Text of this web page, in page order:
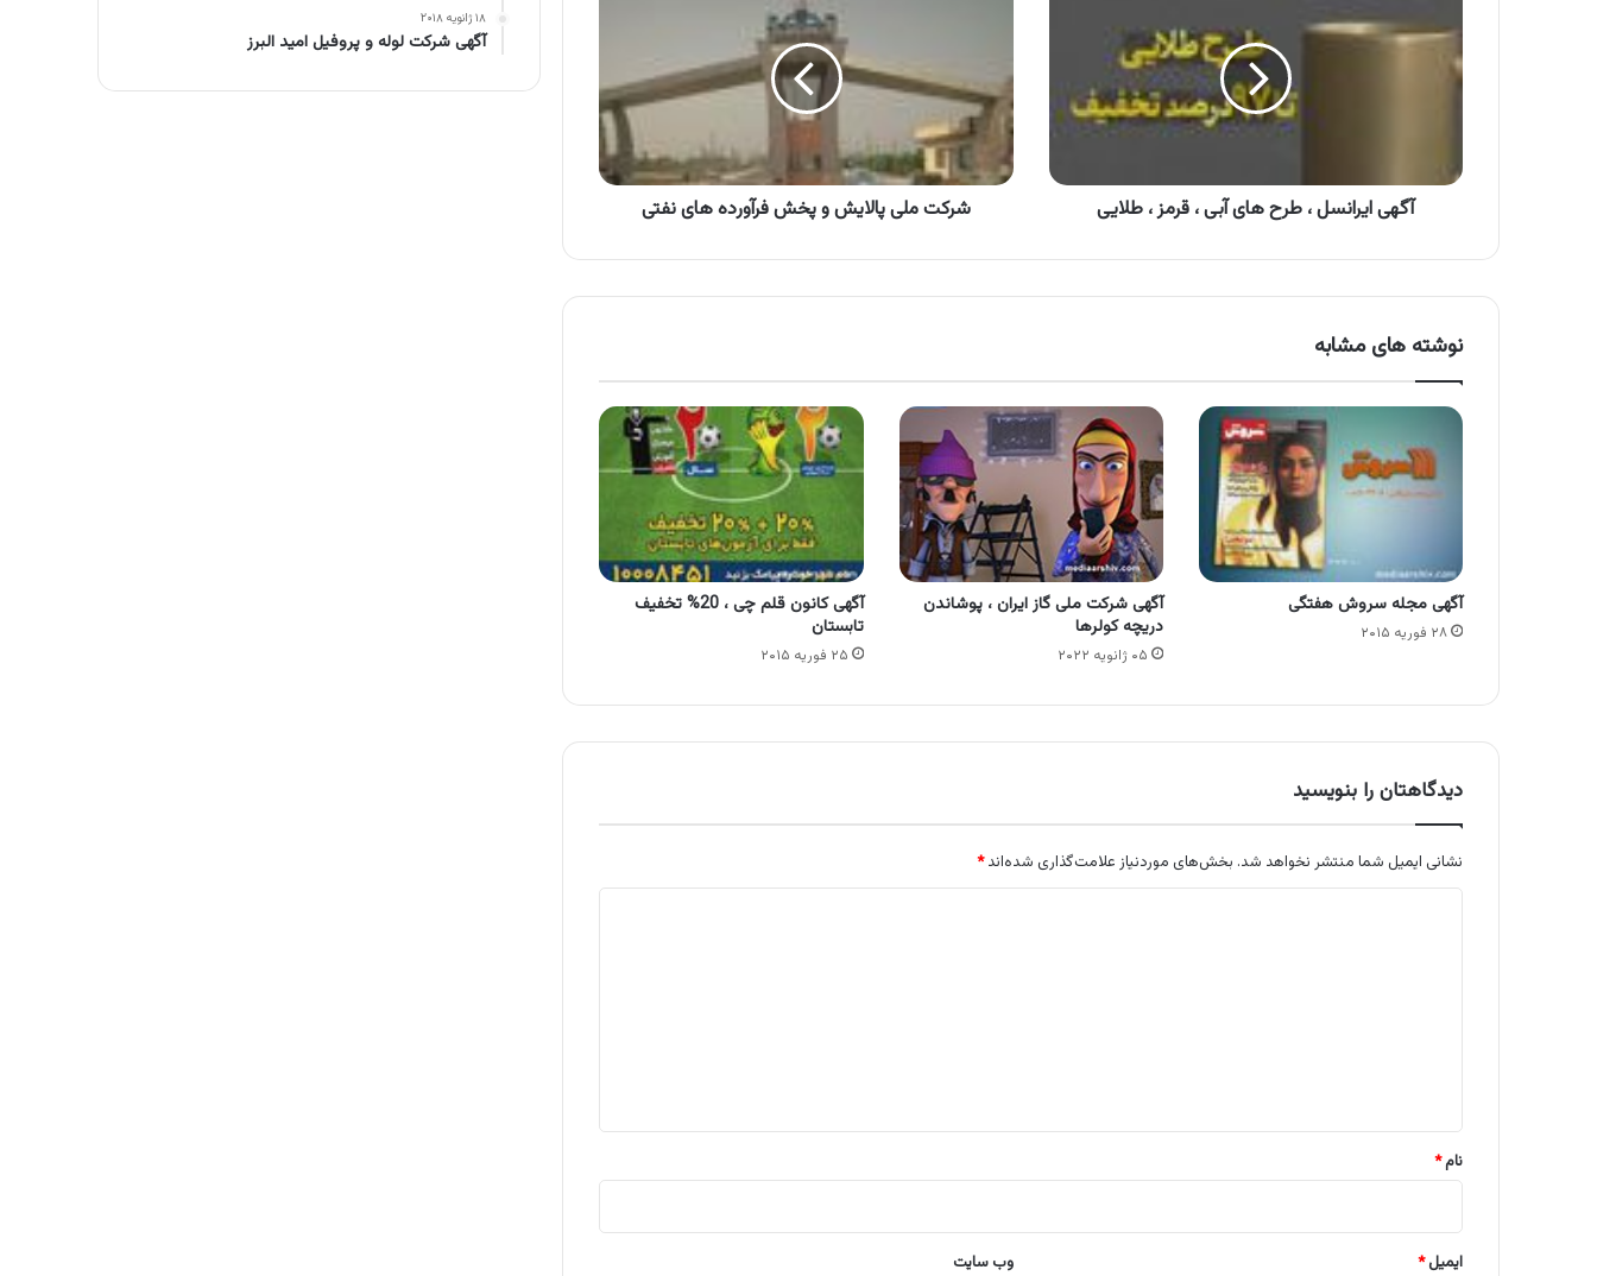
طرح
های
،
آگهی ایرانسل ، طرح های آبی ، قرمز ، طلایی
پخش
فرآورده
های
نفتی
شرکت ملی پالایش و پخش فرآورده های نفتی
نوشته های مشابه
آگهی مجله سروش هفتگی
۲۸ فوریه ۲۰۱۵
آگهی شرکت ملی گاز ایران ، پوشاندن
دریچه کولرها
۰۵ ژانویه ۲۰۲۲
آگهی کانون قلم چی ، 20% تخفیف
تابستان
۲۵ فوریه ۲۰۱۵
دیدگاهتان را بنویسید
نشانی ایمیل شما منتشر نخواهد شد. بخش‌های موردنیاز علامت‌گذاری شده‌اند*
نام*
ایمیل* وب‌ سایت
۱۸ ژانویه ۲۰۱۸
آگهی شرکت لوله و پروفیل امید البرز